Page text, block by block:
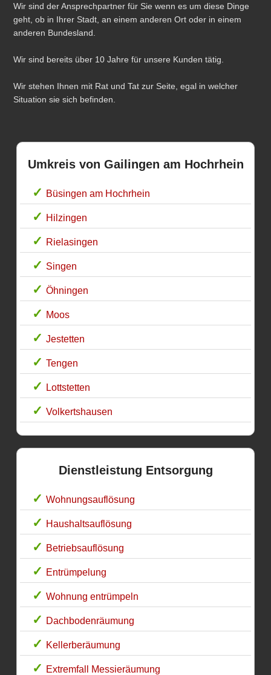
Wir sind der Ansprechpartner für Sie wenn es um diese Dinge
geht, ob in Ihrer Stadt, an einem anderen Ort oder in einem
anderen Bundesland.
Wir sind bereits über 10 Jahre für unsere Kunden tätig.
Wir stehen Ihnen mit Rat und Tat zur Seite, egal in welcher
Situation sie sich befinden.
Umkreis von Gailingen am Hochrhein
Büsingen am Hochrhein
Hilzingen
Rielasingen
Singen
Öhningen
Moos
Jestetten
Tengen
Lottstetten
Volkertshausen
Dienstleistung Entsorgung
Wohnungsauflösung
Haushaltsauflösung
Betriebsauflösung
Entrümpelung
Wohnung entrümpeln
Dachbodenräumung
Kellerberäumung
Extremfall Messieräumung